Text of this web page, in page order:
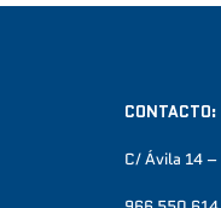
CONTACTO:
C/ Ávila 14